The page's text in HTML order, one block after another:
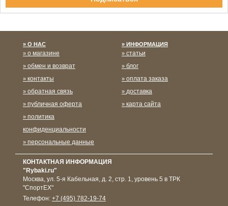
О НАС
о магазине
обмен и возврат
контакты
обратная связь
публичная оферта
политика
конфиденциальности
персональные данные
ИНФОРМАЦИЯ
статьи
блог
оплата заказа
доставка
карта сайта
КОНТАКТНАЯ ИНФОРМАЦИЯ
"Rybaki.ru"
Москва, ул. 5-я Кабельная, д. 2, стр. 1, уровень 5 в ТРК
"СпортЕХ"
Телефон: +7 (495) 782-19-74